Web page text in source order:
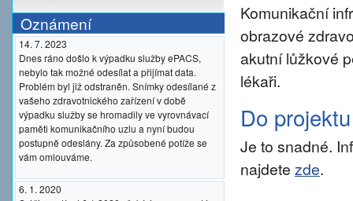
Oznámení
14. 7. 2023
Dnes ráno došlo k výpadku služby ePACS,
nebylo tak možné odesílat a přijímat data.
Problém byl již odstraněn. Snímky odesílané z
vašeho zdravotnického zařízení v době
výpadku služby se hromadily ve vyrovnávací
paměti komunikačního uzlu a nyní budou
postupně odeslány. Za způsobené potíže se
vám omlouváme.
6. 1. 2020
Komunikační
obrazové
akutní lůžkové
lékaři.
Do
Je to snadné.
najdete zde.